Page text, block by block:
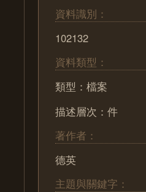
資料識別：
102132
資料類型：
類型：檔案
描述層次：件
著作者：
德英
主題與關鍵字：